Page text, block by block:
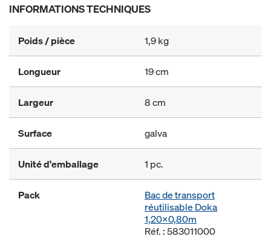
INFORMATIONS TECHNIQUES
Poids / pièce 1,9 kg
Longueur 19 cm
Largeur 8 cm
Surface galva
Unité d'emballage 1 pc.
Pack
Bac de transport
réutilisable Doka
1,20x0,80m
Réf. : 583011000